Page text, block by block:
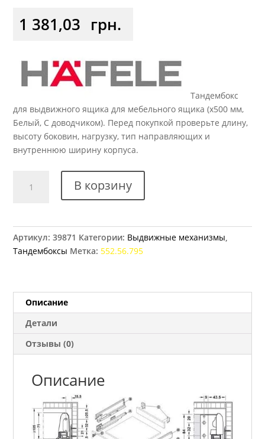
1 381,03 грн.
Тандембокс
для выдвижного ящика для мебельного ящика (x500 мм,
Белый, С доводчиком). Перед покупкой проверьте длину,
высоту боковин, нагрузку, тип направляющих и
внутреннюю ширину корпуса.
товара
Box
500
мм
белый
В корзину
Артикул:39871 Категории: Выдвижные механизмы
Тандембоксы Метка: 552.56.795
Описание
Детали
Отзывы (0)
Описание